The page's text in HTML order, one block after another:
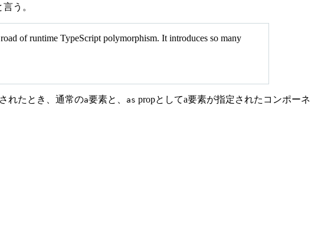
う。
of runtime TypeScript polymorphism. It introduces so many
れたとき、通常のa要素と、 as propとしてa要素が指定されたコンポーネ